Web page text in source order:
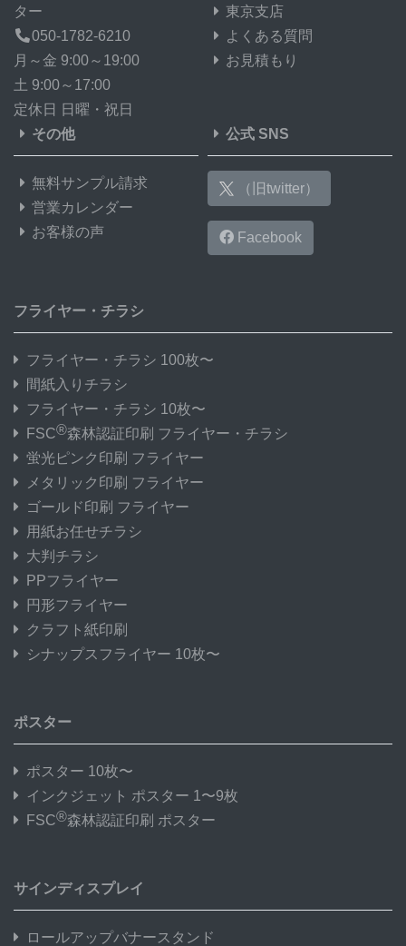
ター
050-1782-6210
月～金 9:00～19:00
土 9:00～17:00
定休日 日曜・祝日
東京支店
よくある質問
お見積もり
その他
無料サンプル請求
営業カレンダー
お客様の声
公式 SNS
（旧twitter）
Facebook
フライヤー・チラシ
フライヤー・チラシ 100枚〜
間紙入りチラシ
フライヤー・チラシ 10枚〜
FSC®森林認証印刷 フライヤー・チラシ
蛍光ピンク印刷 フライヤー
メタリック印刷 フライヤー
ゴールド印刷 フライヤー
用紙お任せチラシ
大判チラシ
PPフライヤー
円形フライヤー
クラフト紙印刷
シナップスフライヤー 10枚〜
ポスター
ポスター 10枚〜
インクジェット ポスター 1〜9枚
FSC®森林認証印刷 ポスター
サインディスプレイ
ロールアップバナースタンド